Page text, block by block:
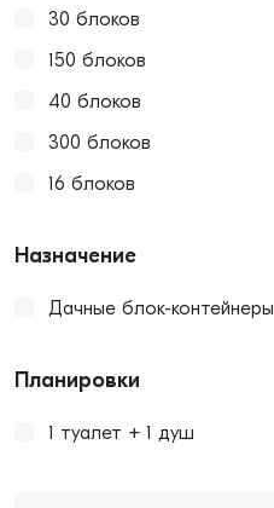
30 блоков
150 блоков
40 блоков
300 блоков
16 блоков
Назначение
Дачные блок-контейнеры
Планировки
1 туалет + 1 душ